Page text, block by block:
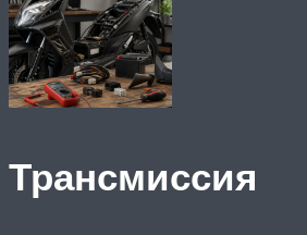
Трансмиссия